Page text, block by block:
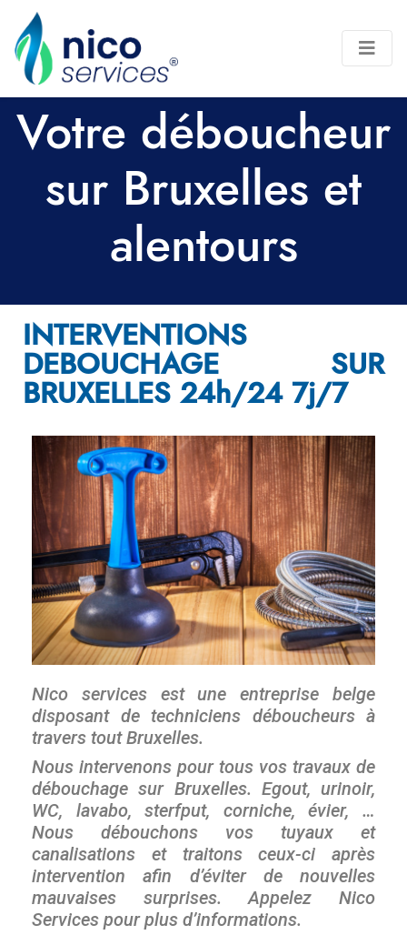
Votre déboucheur
sur Bruxelles et
alentours
INTERVENTIONS
DEBOUCHAGE SUR
BRUXELLES 24h/24 7j/7
Nico services est une entreprise belge
disposant de techniciens déboucheurs à
travers tout Bruxelles.
Nous intervenons pour tous vos travaux de
débouchage sur Bruxelles. Egout, urinoir,
WC, lavabo, sterfput, corniche, évier, …
Nous débouchons vos tuyaux et
canalisations et traitons ceux-ci après
intervention afin d’éviter de nouvelles
mauvaises surprises. Appelez Nico
Services pour plus d’informations.